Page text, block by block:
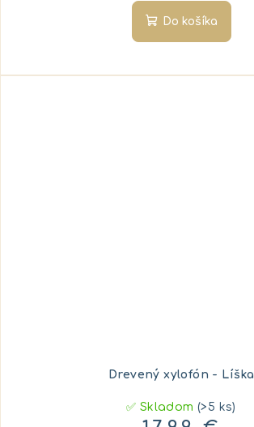
Do košíka
Drevený xylofón - Líška
✅ Skladom(>5 ks)